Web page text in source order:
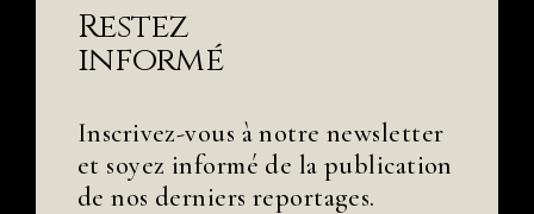
Restez
informé
Inscrivez-vous à notre newsletter
et soyez informé de la publication
de nos derniers reportages.